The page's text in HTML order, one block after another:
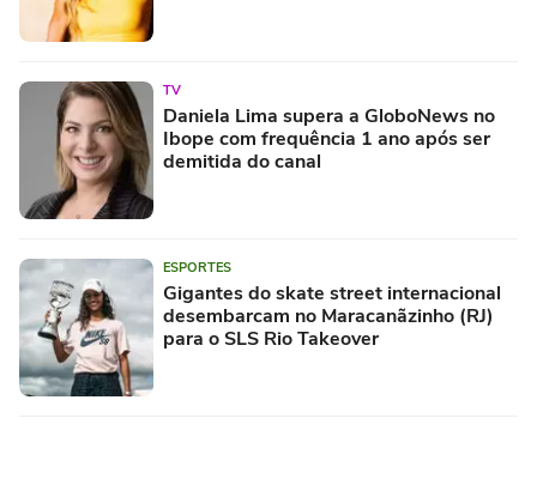
TV
Daniela Lima supera a GloboNews no
Ibope com frequência 1 ano após ser
demitida do canal
ESPORTES
Gigantes do skate street internacional
desembarcam no Maracanãzinho (RJ)
para o SLS Rio Takeover